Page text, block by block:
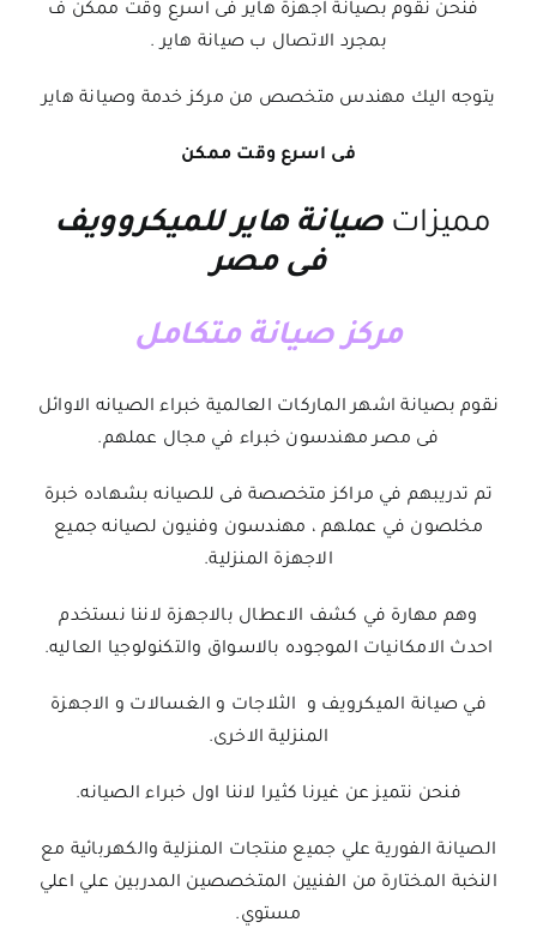
فنحن نقوم بصيانة اجهزة هايرفى اسرع وقت ممكن ف
بمجرد الاتصال ب صيانة هاير.
يتوجه اليك مهندس متخصص من مركز خدمة وصيانة هاير
فى اسرع وقت ممكن
مميزاتصيانة هاير للميكروويف
فى مصر
مركز صيانة متكامل
نقوم بصيانة اشهر الماركات العالمية خبراء الصيانه الاوائل
فى مصر مهندسون خبراء في مجال عملهم.
تم تدريبهم في مراكز متخصصة فى للصيانه بشهاده خبرة
مخلصون في عملهم ، مهندسون وفنيون لصيانه جميع
الاجهزة المنزلية.
وهم مهارة في كشف الاعطال بالاجهزة لاننا نستخدم
احدث الامكانيات الموجوده بالاسواق والتكنولوجيا العاليه.
في صيانة الميكرويف و الثلاجات و الغسالات و الاجهزة
المنزلية الاخرى.
فنحن نتميز عن غيرنا كثيرا لاننا اول خبراء الصيانه.
الصيانة الفورية علي جميع منتجات المنزلية والكهربائية مع
النخبة المختارة من الفنيين المتخصصين المدربين علي اعلي
مستوي.